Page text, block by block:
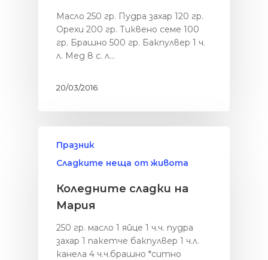
Масло 250 гр. Пудра захар 120 гр.
Орехи 200 гр. Тиквено семе 100
гр. Брашно 500 гр. Бакпулвер 1 ч.
л. Мед 8 с. л…
20/03/2016
Празник
Сладките неща от живота
Коледните сладки на
Мария
250 гр. масло 1 яйце 1 ч.ч. пудра
захар 1 пакетче бакпулвер 1 ч.л.
канела 4 ч.ч.брашно *ситно
Здраве
БЕЗ глутен
БЕЗ млечни
Хляб с квас
Солените неща
Картофки
Месо
Сладките неща
Категории